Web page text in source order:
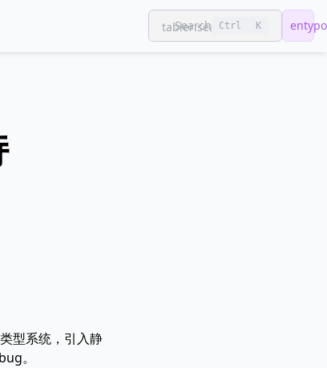
tabler:search
Search Ctrl K
型系统，引入静
。